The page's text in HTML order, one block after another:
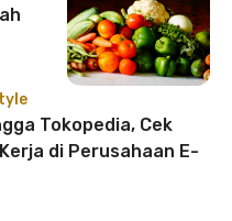
Tokopedia, Cek
di Perusahaan E-